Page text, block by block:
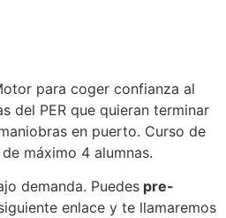
para coger confianza al
del PER que quieran terminar
en puerto. Curso de
máximo 4 alumnas.
demanda. Puedes pre-
enlace y te llamaremos